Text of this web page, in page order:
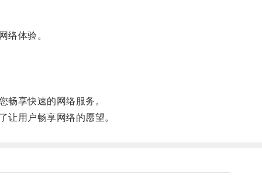
络体验。
享快速的网络服务。
用户畅享网络的愿望。